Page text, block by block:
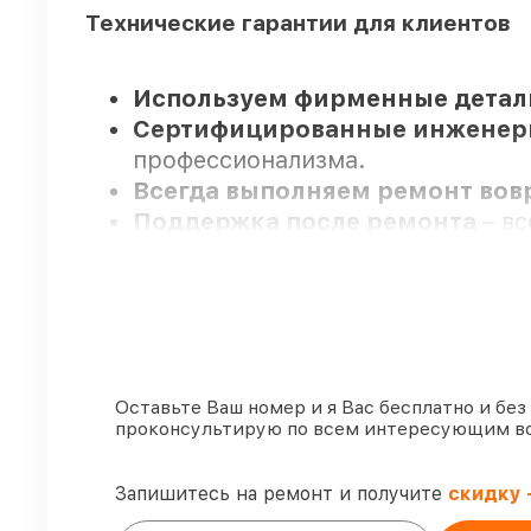
Технические гарантии для клиентов
Используем фирменные
Сертифицированные
профессионализма.
Всегда выполняем ремонт
Поддержка после ремонта
–
ремонтов выполняем с
90%запчастей Venox готовы к
Оригинальные
починок занимают до 2
Оставьте Ваш номер и я Вас бесплатно и без
проконсультирую по всем интересующим
Запишитесь на ремонт и получите скидку